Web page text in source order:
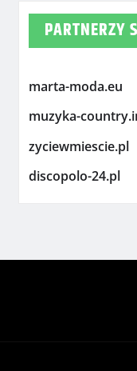
PARTNERZY
marta-moda.eu
muzyka-
zyciewmiescie.pl
discopolo-24.pl